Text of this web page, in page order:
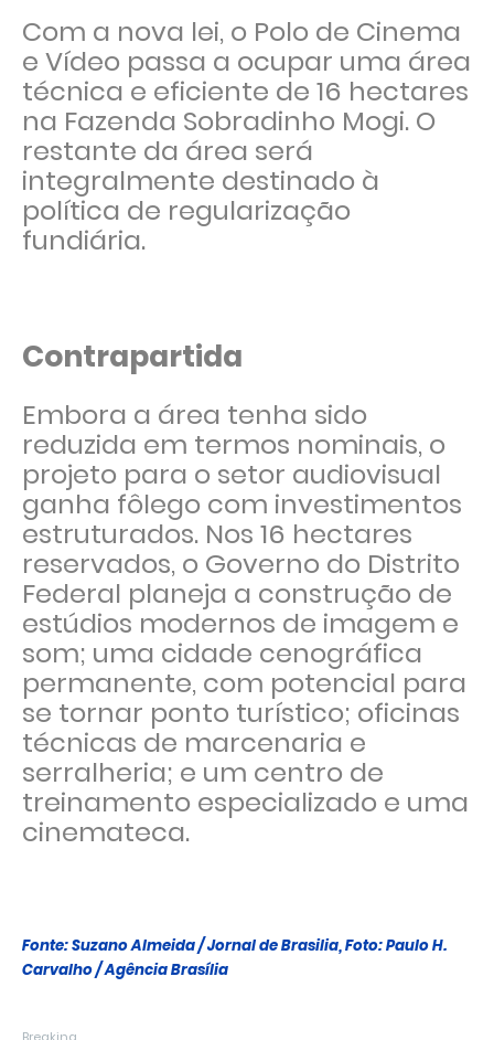
Com a nova lei, o Polo de Cinema
e Vídeo passa a ocupar uma área
técnica e eficiente de 16 hectares
na Fazenda Sobradinho Mogi. O
restante da área será
integralmente destinado à
política de regularização
fundiária.
Contrapartida
Embora a área tenha sido
reduzida em termos nominais, o
projeto para o setor audiovisual
ganha fôlego com investimentos
estruturados. Nos 16 hectares
reservados, o Governo do Distrito
Federal planeja a construção de
estúdios modernos de imagem e
som; uma cidade cenográfica
permanente, com potencial para
se tornar ponto turístico; oficinas
técnicas de marcenaria e
serralheria; e um centro de
treinamento especializado e uma
cinemateca.
Fonte: Suzano Almeida / Jornal de Brasilia, Foto: Paulo H.
Carvalho / Agência Brasília
Breaking